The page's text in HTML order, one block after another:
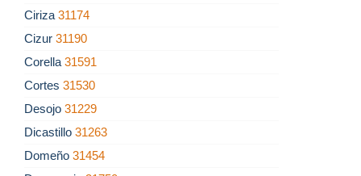
Ciriza 31174
Cizur 31190
Corella 31591
Cortes 31530
Desojo 31229
Dicastillo 31263
Domeño 31454